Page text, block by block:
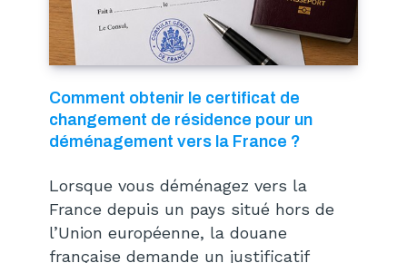
Comment obtenir le certificat de
changement de résidence pour un
déménagement vers la France ?
Lorsque vous déménagez vers la
France depuis un pays situé hors de
l’Union européenne, la douane
française demande un justificatif